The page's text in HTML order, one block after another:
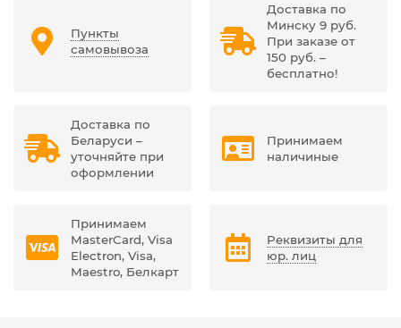
Пункты
самовывоза
Доставка по
Минску 9 руб.
При заказе от
150 руб. –
бесплатно!
Доставка по
Беларуси –
уточняйте при
оформлении
Принимаем
наличиные
Принимаем
MasterCard, Visa
Electron, Visa,
Maestro, Белкарт
Реквизиты для
юр. лиц